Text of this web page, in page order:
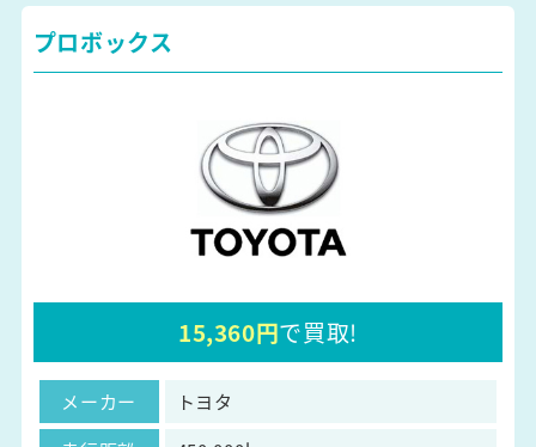
プロボックス
15,360円で買取!
メーカー
トヨタ